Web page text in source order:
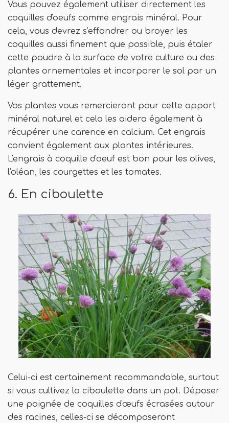
Vous pouvez également utiliser directement les
coquilles d'oeufs comme engrais minéral. Pour
cela, vous devrez s'effondrer ou broyer les
coquilles aussi finement que possible, puis étaler
cette poudre à la surface de votre culture ou des
plantes ornementales et incorporer le sol par un
léger grattement.
Vos plantes vous remercieront pour cette apport
minéral naturel et cela les aidera également à
récupérer une carence en calcium. Cet engrais
convient également aux plantes intérieures.
L'engrais à coquille d'oeuf est bon pour les olives,
l'oléan, les courgettes et les tomates.
6. En ciboulette
Celui-ci est certainement recommandable, surtout
si vous cultivez la ciboulette dans un pot. Déposer
une poignée de coquilles d'œufs écrasées autour
des racines, celles-ci se décomposeront